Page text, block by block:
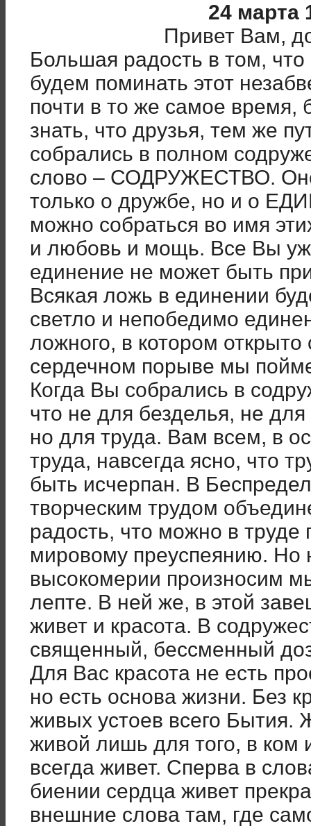
24 марта
Привет Вам,
Большая радость в том,
будем поминать этот
почти в то же самое
знать, что друзья, тем же
собрались в полном
слово – СОДРУЖЕСТВО.
только о дружбе, но и о
можно собраться во имя
и любовь и мощь. Все Вы
единение не может быть
Всякая ложь в единении
светло и непобедимо
ложного, в котором
сердечном порыве мы
Когда Вы собрались в
что не для безделья, не
но для труда. Вам всем, в
труда, навсегда ясно, что
быть исчерпан. В
творческим трудом
радость, что можно в труде
мировому преуспеянию. Но
высокомерии произносим
лепте. В ней же, в этой
живет и красота. В
священный, бессменный
Для Вас красота не есть
но есть основа жизни. Без
живых устоев всего Бытия.
живой лишь для того, в ком
всегда живет. Сперва в
биении сердца живет
внешние слова там, где